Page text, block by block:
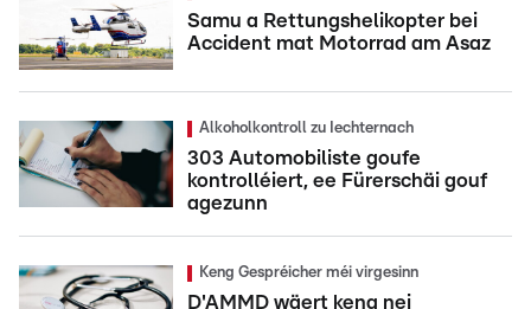
Samu a Rettungshelikopter bei
Accident mat Motorrad am Asaz
Alkoholkontroll zu Iechternach
303 Automobiliste goufe
kontrolléiert, ee Fürerschäi gouf
agezunn
Keng Gespréicher méi virgesinn
D'AMMD wäert keng nei